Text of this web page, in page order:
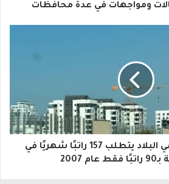
ومواجهات في عدة محافظات
تقرير: شراء شقة في البلاد يتطلب 157 راتبًا شهريًا في